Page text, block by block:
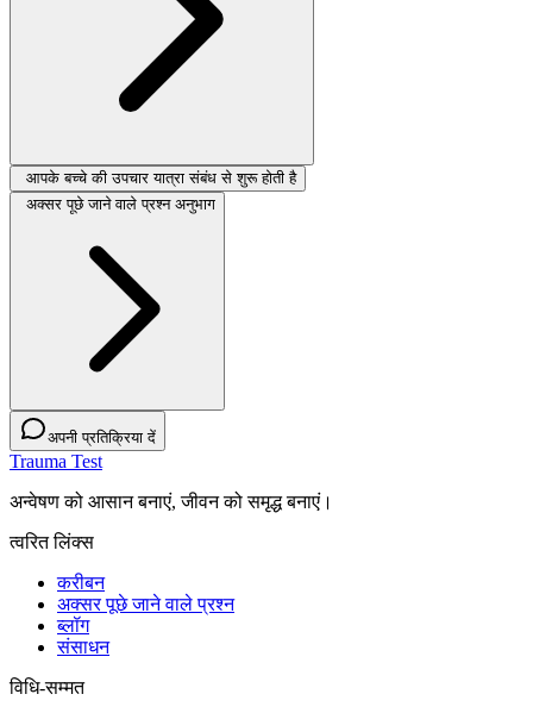
आपके बच्चे की उपचार यात्रा संबंध से शुरू होती है
अक्सर पूछे जाने वाले प्रश्न अनुभाग
अपनी प्रतिक्रिया दें
Trauma Test
अन्वेषण को आसान बनाएं, जीवन को समृद्ध बनाएं।
त्वरित लिंक्स
करीबन
अक्सर पूछे जाने वाले प्रश्न
ब्लॉग
संसाधन
विधि-सम्‍मत